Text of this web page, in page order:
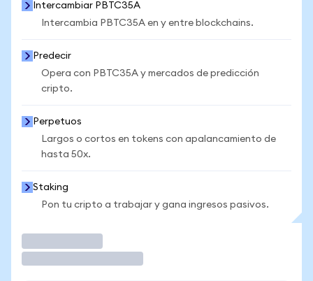
Intercambiar PBTC35A
Intercambia PBTC35A en y entre blockchains.
Predecir
Opera con PBTC35A y mercados de predicción
cripto.
Perpetuos
Largos o cortos en tokens con apalancamiento de
hasta 50x.
Staking
Pon tu cripto a trabajar y gana ingresos pasivos.